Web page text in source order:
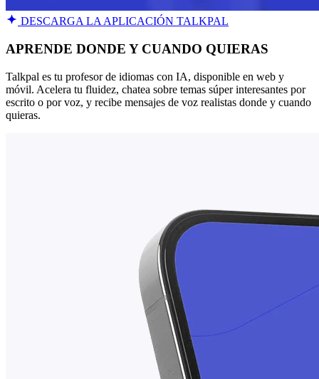
DESCARGA LA APLICACIÓN TALKPAL
APRENDE DONDE Y CUANDO QUIERAS
Talkpal es tu profesor de idiomas con IA, disponible en web y
móvil. Acelera tu fluidez, chatea sobre temas súper interesantes por
escrito o por voz, y recibe mensajes de voz realistas donde y cuando
quieras.